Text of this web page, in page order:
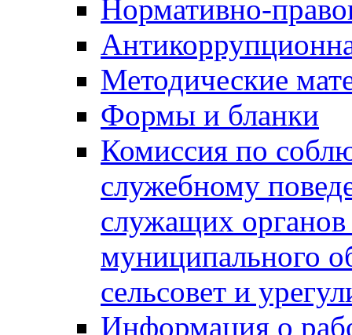
Нормативно-
Методические
Формы и бланки
Комиссия по
служебному
служащих органов
муниципального
сельсовет и
Информация о